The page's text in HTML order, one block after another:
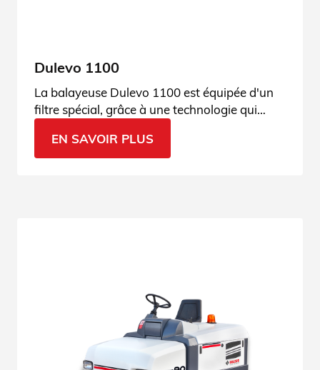
Dulevo 1100
La balayeuse Dulevo 1100 est équipée d'un
filtre spécial, grâce à une technologie qui
filtration des poussières. Découvrez ses
caractéristiques.
EN SAVOIR PLUS